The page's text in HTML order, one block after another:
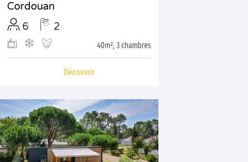
Cordouan
6
2
40m², 3 chambres
Découvrir